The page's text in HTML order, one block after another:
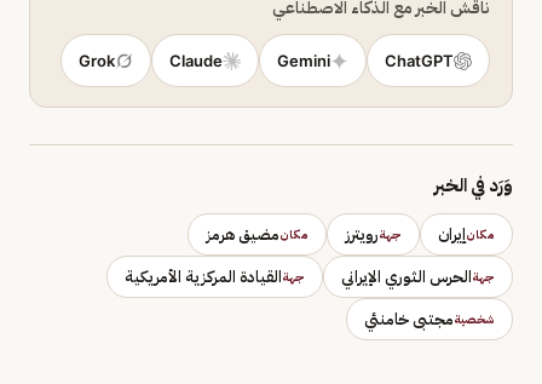
ناقش الخبر مع الذكاء الاصطناعي
ChatGPT
Gemini
Claude
Grok
وَرَد في الخبر
مكانإيران جهةرويترز مكانمضيق هرمز
جهةالحرس الثوري الإيراني جهةالقيادة المركزية الأمريكية
شخصيةمجتبى خامنئي